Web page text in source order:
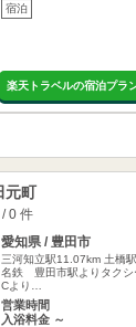
宿泊
楽天トラベルの宿泊プラ
元町
0 件
愛知県 / 豊田市
三河知立駅11.07km 土橋
名鉄 豊田市駅よりタク
Cより…
営業時間
入浴料金 ～